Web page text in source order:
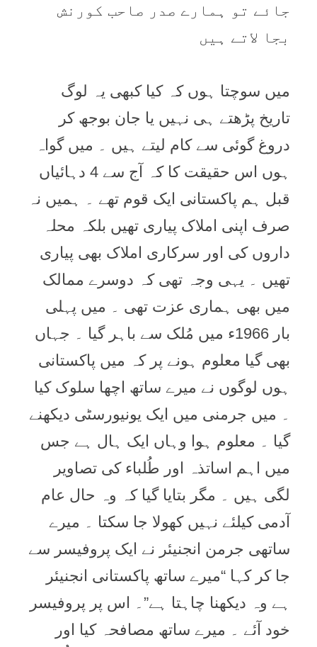
جائے تو ہمارے صدر صاحب کورنش
بجا لاتے ہيں
ميں سوچتا ہوں کہ کيا کبھی يہ لوگ
تاريخ پڑھتے ہی نہيں يا جان بوجھ کر
دروغ گوئی سے کام ليتے ہيں ۔ ميں گواہ
ہوں اس حقيقت کا کہ آج سے 4 دہائياں
قبل ہم پاکستانی ايک قوم تھے ۔ ہميں نہ
صرف اپنی املاک پياری تھيں بلکہ محلہ
داروں کی اور سرکاری املاک بھی پياری
تھيں ۔ يہی وجہ تھی کہ دوسرے ممالک
ميں بھی ہماری عزت تھی ۔ ميں پہلی
بار 1966ء ميں مُلک سے باہر گيا ۔ جہاں
بھی گيا معلوم ہونے پر کہ ميں پاکستانی
ہوں لوگوں نے ميرے ساتھ اچھا سلوک کيا
۔ ميں جرمنی ميں ايک يونيورسٹی ديکھنے
گيا ۔ معلوم ہوا وہاں ايک ہال ہے جس
ميں اہم اساتذہ اور طُلباء کی تصاوير
لگی ہيں ۔ مگر بتايا گيا کہ وہ حال عام
آدمی کيلئے نہيں کھولا جا سکتا ۔ ميرے
ساتھی جرمن انجنيئر نے ايک پروفيسر سے
جا کر کہا “ميرے ساتھ پاکستانی انجنيئر
ہے وہ ديکھنا چاہتا ہے”۔ اس پر پروفيسر
خود آئے ۔ ميرے ساتھ مصافحہ کيا اور